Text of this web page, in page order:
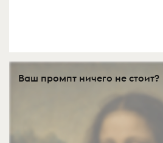
Ваш промпт ничего не стоит?